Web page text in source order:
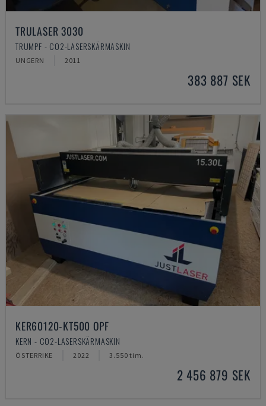
TRULASER 3030
TRUMPF - CO2-LASERSKÄRMASKIN
UNGERN 2011
383 887 SEK
KER60120-KT500 OPF
KERN - CO2-LASERSKÄRMASKIN
ÖSTERRIKE 2022 3.550 tim.
2 456 879 SEK